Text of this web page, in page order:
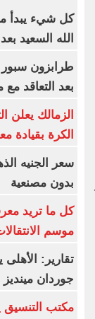
كل شيء يبدأ
الله السعيد
بعد التعاقد
الزمالك يعلن
الكرة بقيادة
بدون مصنعية
كل ما تريد
موسم
تقارير:
جوردان مينديز
مكتب